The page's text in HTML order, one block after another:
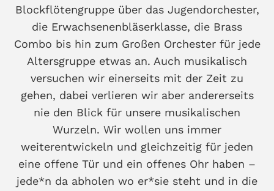
Blockflötengruppe über das Jugendorchester,
die Erwachsenenbläserklasse, die Brass
Combo bis hin zum Großen Orchester für jede
Altersgruppe etwas an. Auch musikalisch
versuchen wir einerseits mit der Zeit zu
gehen, dabei verlieren wir aber andererseits
nie den Blick für unsere musikalischen
Wurzeln. Wir wollen uns immer
weiterentwickeln und gleichzeitig für jeden
eine offene Tür und ein offenes Ohr haben –
jede*n da abholen wo er*sie steht und in die